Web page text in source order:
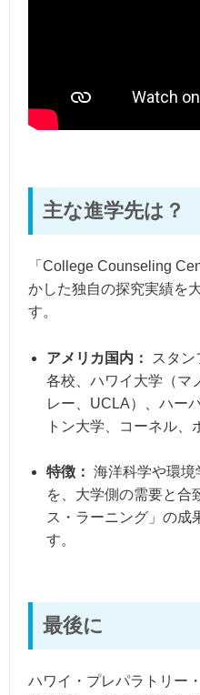
主な進学先は？
「College Counseling
かした独自の探究実績を
す。
アメリカ国内：
スタ
各校、ハワイ大学（マ
レー、UCLA）、ハー
トン大学、コーネル、
特徴： 海洋科学や環境
を、大学側の需要と合
ス・ラーニング」の成
す。
最後に
ハワイ・プレパラトリー